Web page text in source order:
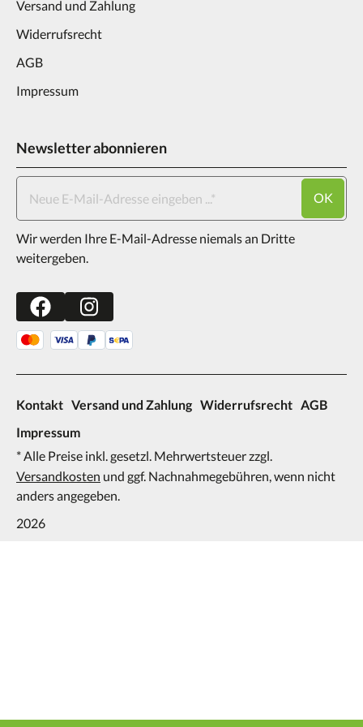
Versand und Zahlung
Widerrufsrecht
AGB
Impressum
Newsletter abonnieren
OK
Wir werden Ihre E-Mail-Adresse niemals an Dritte
weitergeben.
Kontakt Versand und Zahlung Widerrufsrecht AGB
Impressum
* Alle Preise inkl. gesetzl. Mehrwertsteuer zzgl.
Versandkosten und ggf. Nachnahmegebühren, wenn nicht
anders angegeben.
2026